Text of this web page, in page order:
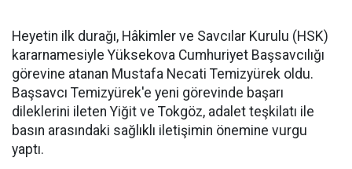
Heyetin ilk durağı, Hâkimler ve Savcılar Kurulu (HSK)
kararnamesiyle Yüksekova Cumhuriyet Başsavcılığı
görevine atanan Mustafa Necati Temizyürek oldu.
Başsavcı Temizyürek'e yeni görevinde başarı
dileklerini ileten Yiğit ve Tokgöz, adalet teşkilatı ile
basın arasındaki sağlıklı iletişimin önemine vurgu
yaptı.